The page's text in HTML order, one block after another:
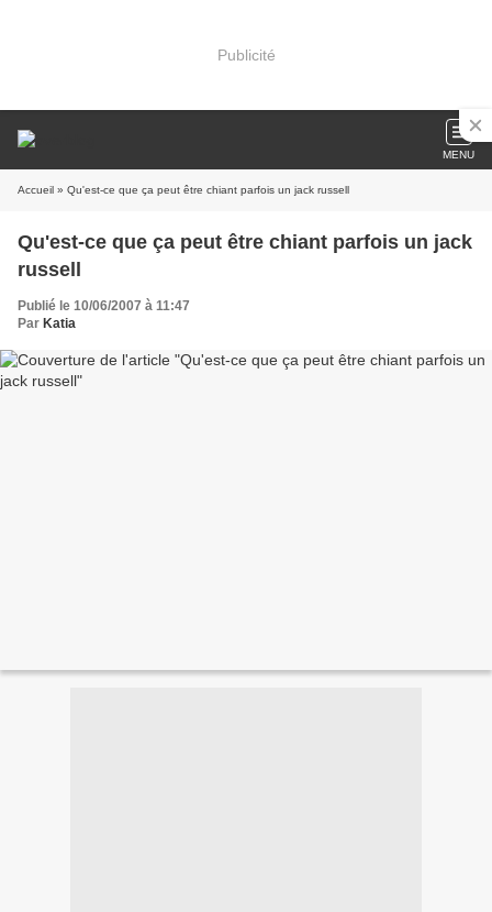
Publicité
MENU
Accueil » Qu'est-ce que ça peut être chiant parfois un jack russell
Qu'est-ce que ça peut être chiant parfois un jack
russell
Publié le 10/06/2007 à 11:47
Par Katia